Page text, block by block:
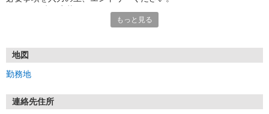
号」など
もっと見る
地図
勤務地
連絡先住所